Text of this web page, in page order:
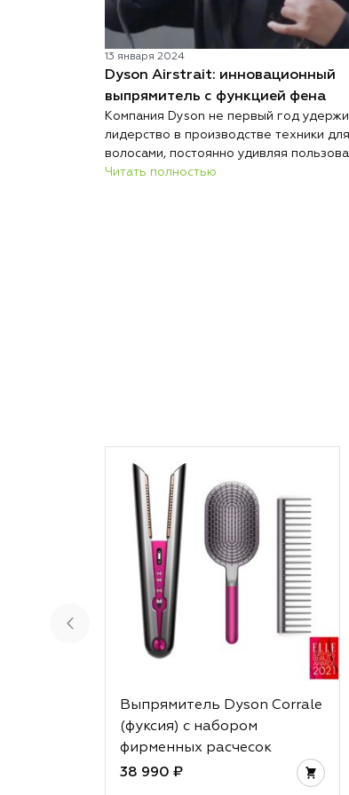
13 января 2024
Dyson Airstrait: инновационный
выпрямитель с функцией фена
Компания Dyson не первый год
лидерство в производстве техники
волосами, постоянно удивляя
новыми разработками. Продукция этой
Читать полностью
Выпрямитель Dyson Corrale
(фуксия) с набором
фирменных расчесок
38 990 ₽